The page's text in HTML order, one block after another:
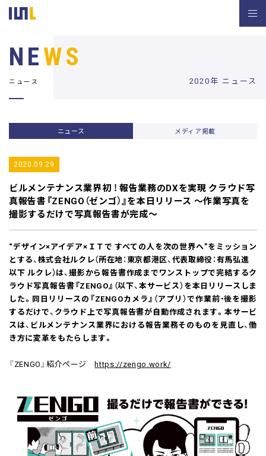
2020年 ニュース
NEWS
ニュース
ニュース メディア掲載
2020.09.29
ビルメンテナンス業界初 ！ 報告業務のDXを実現 クラウド写
真報告書『ZENGO（ゼンゴ）』を本日リリース ～作業写真を
撮影するだけで写真報告書が完成～
“デザイン×アイデア×ＩＴで すべての人を次の世界へ”をミッション
とする、株式会社ルクレ（所在地：東京都港区、代表取締役：有馬弘進
以下 ルクレ）は、撮影から報告書作成までワンストップで完結するク
ラウド写真報告書『ZENGO』（以下、本サービス）を本日リリースしま
した。同日リリースの『ZENGOカメラ』（アプリ）で作業前・後を撮影
するだけで、クラウド上で写真報告書が自動作成されます。本サービ
スは、ビルメンテナンス業界における報告業務そのものを見直し、働
き方に変革をもたらします。
『ZENGO』紹介ページhttps://zengo.work/